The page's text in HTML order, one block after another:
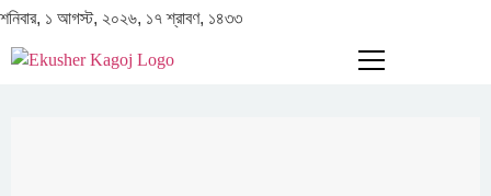
শনিবার, ১ আগস্ট, ২০২৬, ১৭ শ্রাবণ, ১৪৩৩